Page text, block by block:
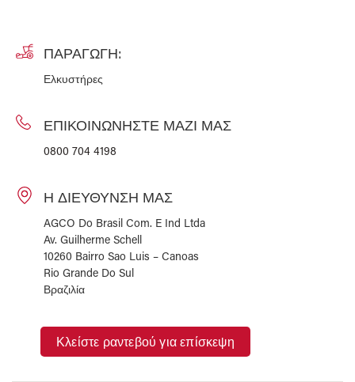
ΠΑΡΑΓΩΓΉ:
Ελκυστήρες
ΕΠΙΚΟΙΝΩΝΉΣΤΕ ΜΑΖΊ ΜΑΣ
0800 704 4198
Η ΔΙΕΎΘΥΝΣΉ ΜΑΣ
AGCO Do Brasil Com. E Ind Ltda
Av. Guilherme Schell
10260 Bairro Sao Luis – Canoas
Rio Grande Do Sul
Βραζιλία
Κλείστε ραντεβού για επίσκεψη